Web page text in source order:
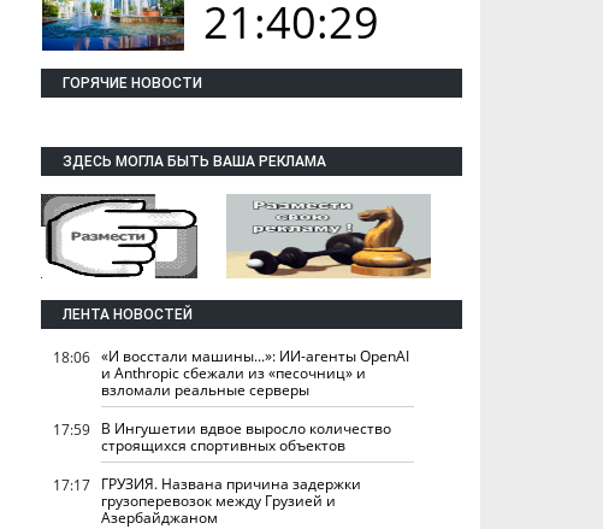
21:40:30
ГОРЯЧИЕ НОВОСТИ
ЗДЕСЬ МОГЛА БЫТЬ ВАША РЕКЛАМА
ЛЕНТА НОВОСТЕЙ
18:06 «И восстали машины...»: ИИ-агенты OpenAI
и Anthropic сбежали из «песочниц» и
взломали реальные серверы
17:59 В Ингушетии вдвое выросло количество
строящихся спортивных объектов
17:17 ГРУЗИЯ. Названа причина задержки
грузоперевозок между Грузией и
Азербайджаном